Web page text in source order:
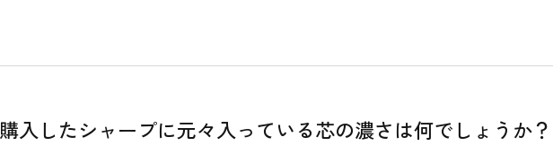
購入したシャープに元々入っている芯の濃さは何でしょうか？